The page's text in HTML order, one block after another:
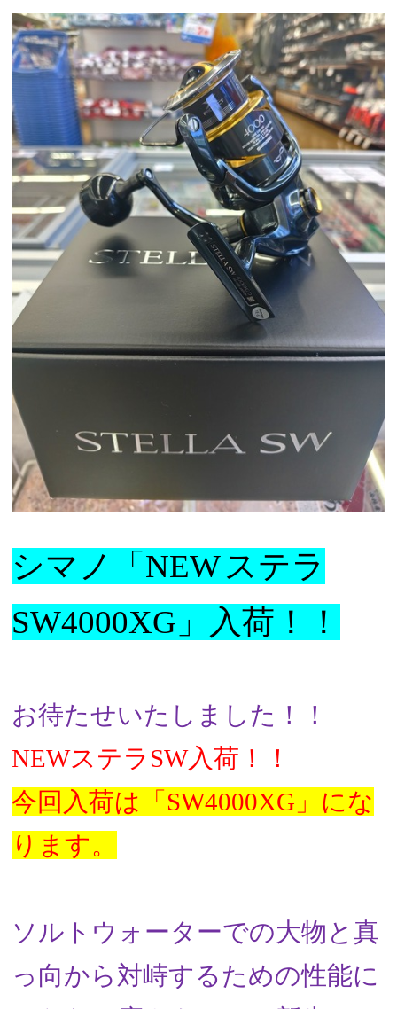
シマノ「NEW ステラ
SW4000XG」入荷！！
お待たせいたしました！！
NEWステラSW入荷！！
今回入荷は「SW4000XG」にな
ります。
ソルトウォーターでの大物と真
っ向から対峙するための性能に